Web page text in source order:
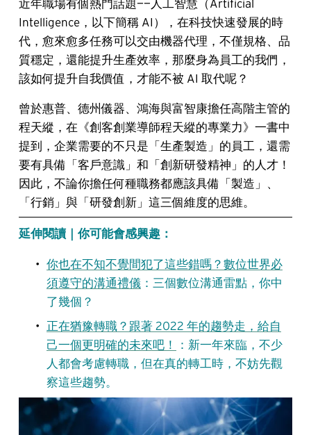
近年職場有個熱門話題——人工智慧（Artificial
Intelligence，以下簡稱 AI），在科技快速發展的時
代，愈來愈多任務可以交由機器代理，不僅規格、品
質穩定，還能提升生產效率，那麼身為員工的我們，
該如何提升自我價值，才能不被 AI 取代呢？
曾於惠普、德州儀器、鴻海與富智康擔任高階主管的
程天縱，在《創客創業導師程天縱的專業力》一書中
提到，企業需要的不只是「生產製造」的員工，還需
要有具備「客戶意識」和「創新研發精神」的人才！
因此，不論你擔任何種職務都應該具備「製造」、
「行銷」與「研發創新」這三個維度的思維。
延伸閱讀｜你可能會感興趣：
你也在不知不覺間犯了這些錯嗎？數位世界必
須遵守的溝通禮儀：三個數位溝通雷點，你中
了幾個？
正在猶豫轉職？跟著 2022 年的趨勢走，給自
己一個更明確的未來吧！
：新一年來臨，不少
人都會考慮轉職，但在真的轉工時，不妨先觀
察這些趨勢。